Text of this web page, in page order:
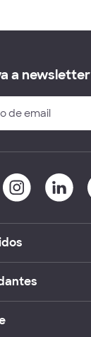
a newsletter